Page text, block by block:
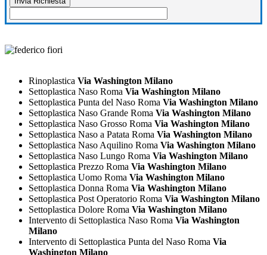
Rinoplastica Via Washington Milano
Settoplastica Naso Roma Via Washington Milano
Settoplastica Punta del Naso Roma Via Washington Milano
Settoplastica Naso Grande Roma Via Washington Milano
Settoplastica Naso Grosso Roma Via Washington Milano
Settoplastica Naso a Patata Roma Via Washington Milano
Settoplastica Naso Aquilino Roma Via Washington Milano
Settoplastica Naso Lungo Roma Via Washington Milano
Settoplastica Prezzo Roma Via Washington Milano
Settoplastica Uomo Roma Via Washington Milano
Settoplastica Donna Roma Via Washington Milano
Settoplastica Post Operatorio Roma Via Washington Milano
Settoplastica Dolore Roma Via Washington Milano
Intervento di Settoplastica Naso Roma Via Washington
Milano
Intervento di Settoplastica Punta del Naso Roma Via
Washington Milano